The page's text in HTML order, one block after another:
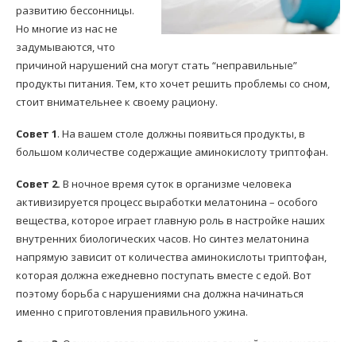
развитию бессонницы.
Но многие из нас не
задумываются, что
причиной нарушений сна могут стать “неправильные”
продукты питания. Тем, кто хочет решить проблемы со сном,
стоит внимательнее к своему рациону.
Совет 1. На вашем столе должны появиться продукты, в
большом количестве содержащие аминокислоту триптофан.
Совет 2. В ночное время суток в организме человека
активизируется процесс выработки мелатонина – особого
вещества, которое играет главную роль в настройке наших
внутренних биологических часов. Но синтез мелатонина
напрямую зависит от количества аминокислоты триптофан,
которая должна ежедневно поступать вместе с едой. Вот
поэтому борьба с нарушениями сна должна начинаться
именно с приготовления правильного ужина.